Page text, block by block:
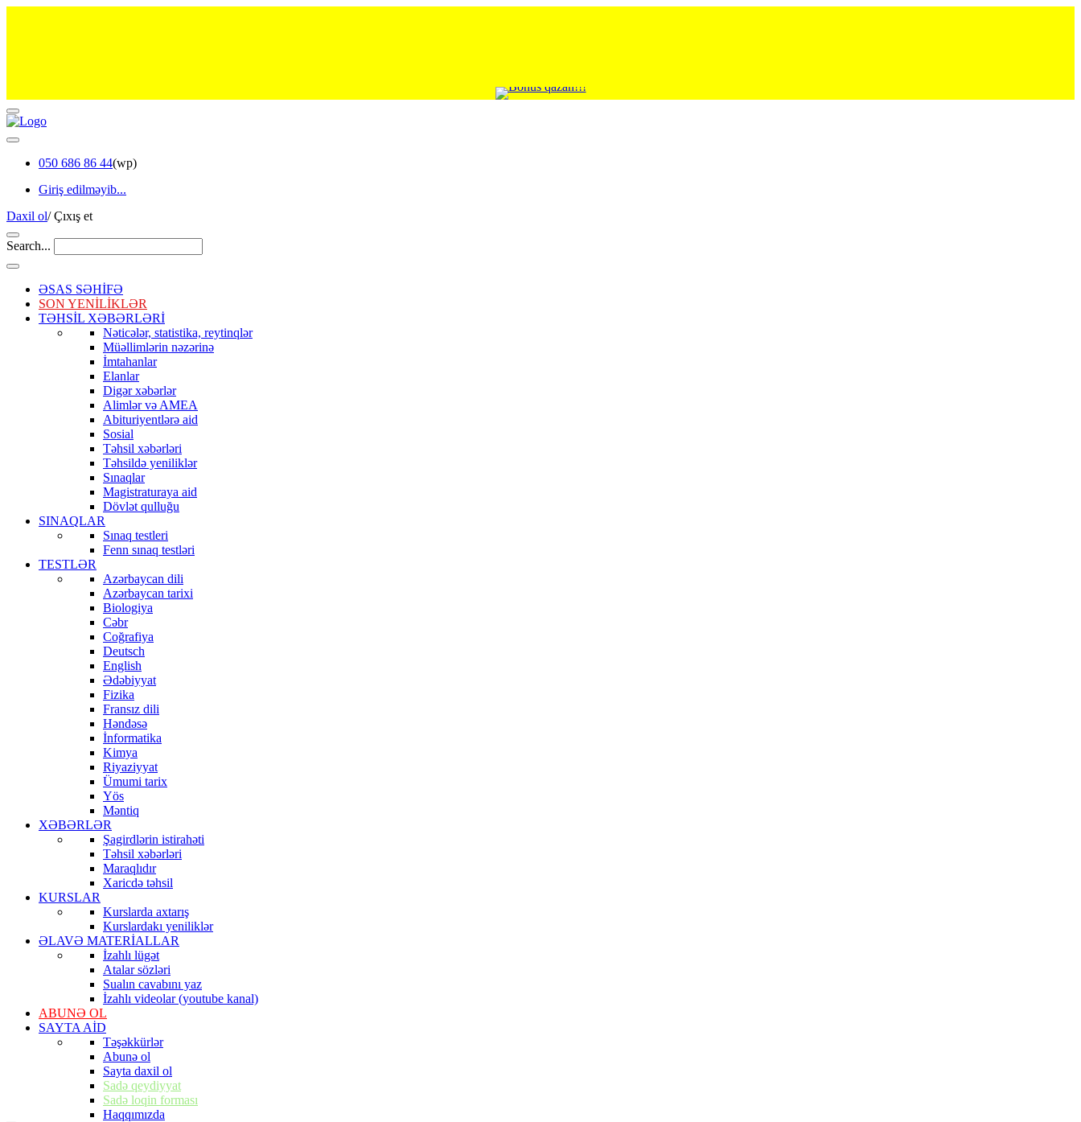
050 686 86 44(wp)
Giriş edilməyib...
Daxil ol/Çıxış et
Search...
ƏSAS SƏHİFƏ
SON YENİLİKLƏR
TƏHSİL XƏBƏRLƏRİ
Nəticələr, statistika, reytinqlər
Müəllimlərin nəzərinə
İmtahanlar
Elanlar
Digər xəbərlər
Alimlər və AMEA
Abituriyentlərə aid
Sosial
Təhsil xəbərləri
Təhsildə yeniliklər
Sınaqlar
Magistraturaya aid
Dövlət qulluğu
SINAQLAR
Sınaq testleri
Fenn sınaq testləri
TESTLƏR
Azərbaycan dili
Azərbaycan tarixi
Biologiya
Cəbr
Coğrafiya
Deutsch
English
Ədəbiyyat
Fizika
Fransız dili
Həndəsə
İnformatika
Kimya
Riyaziyyat
Ümumi tarix
Yös
Məntiq
XƏBƏRLƏR
Şagirdlərin istirahəti
Təhsil xəbərləri
Maraqlıdır
Xaricdə təhsil
KURSLAR
Kurslarda axtarış
Kurslardakı yeniliklər
ƏLAVƏ MATERİALLAR
İzahlı lügət
Atalar sözləri
Sualın cavabını yaz
İzahlı videolar (youtube kanal)
ABUNƏ OL
SAYTA AİD
Təşəkkürlər
Abunə ol
Sayta daxil ol
Sadə qeydiyyat
Sadə loqin forması
Haqqımızda